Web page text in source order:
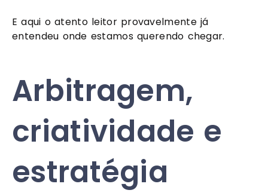
E aqui o atento leitor provavelmente já
entendeu onde estamos querendo chegar.
Arbitragem,
criatividade e
estratégia